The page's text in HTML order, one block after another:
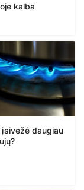
kalba
įsivežė daugiau